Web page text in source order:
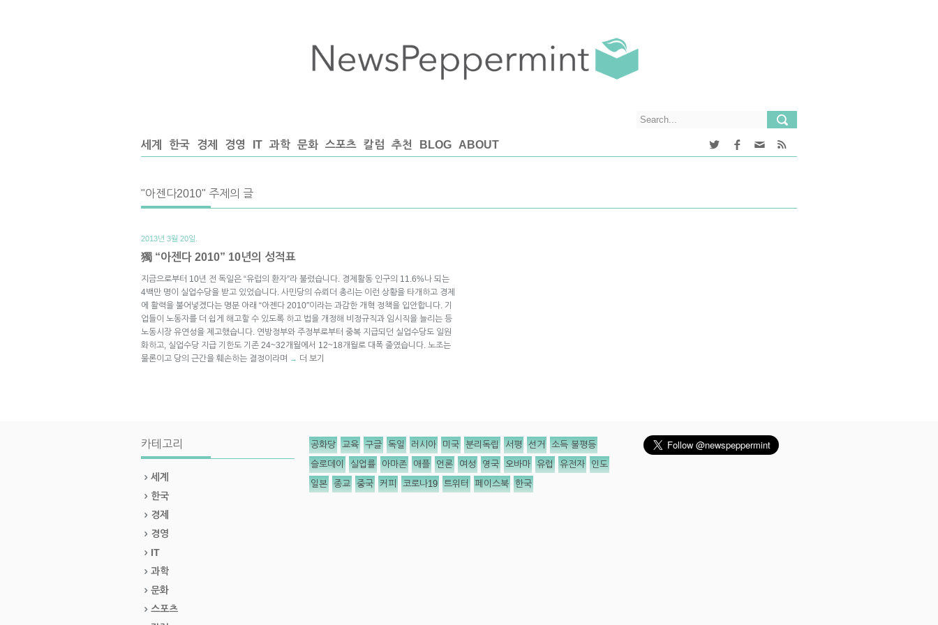
세계 한국 경제 경영 IT 과학 문화 스포츠 칼럼 추천 BLOG ABOUT
"아젠다2010" 주제의 글
2013년 3월 20일.
獨 “아젠다 2010” 10년의 성적표
지금으로부터 10년 전 독일은 “유럽의 환자”라 불렸습니다. 경제활동 인구의 11.6%나 되는
4백만 명이 실업수당을 받고 있었습니다. 사민당의 슈뢰더 총리는 이런 상황을 타개하고 경제
에 활력을 불어넣겠다는 명분 아래 “아젠다 2010″이라는 과감한 개혁 정책을 입안합니다. 기
업들이 노동자를 더 쉽게 해고할 수 있도록 하고 법을 개정해 비정규직과 임시직을 늘리는 등
노동시장 유연성을 제고했습니다. 연방정부와 주정부로부터 중복 지급되던 실업수당도 일원
화하고, 실업수당 지급 기한도 기존 24~32개월에서 12~18개월로 대폭 줄였습니다. 노조는
물론이고 당의 근간을 훼손하는 결정이라며 → 더 보기
카테고리
세계
한국
경제
경영
IT
과학
문화
스포츠
공화당 교육 구글 독일 러시아 미국 분리독립 서평 선거 소득 불평등
슬로데이 실업률 아마존 애플 언론 여성 영국 오바마 유럽 유전자 인도
일본 종교 중국 커피 코로나19 트위터 페이스북 한국